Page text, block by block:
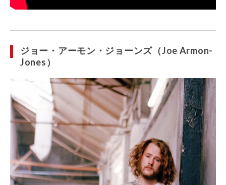
ジョー・アーモン・ジョーンズ（Joe Armon-
Jones）